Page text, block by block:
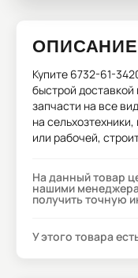
ОПИСАНИЕ
Купите 6732-61-
быстрой
запчасти на все
на
или рабочей,
На данный товар
нашими
получить точную
У этого товара